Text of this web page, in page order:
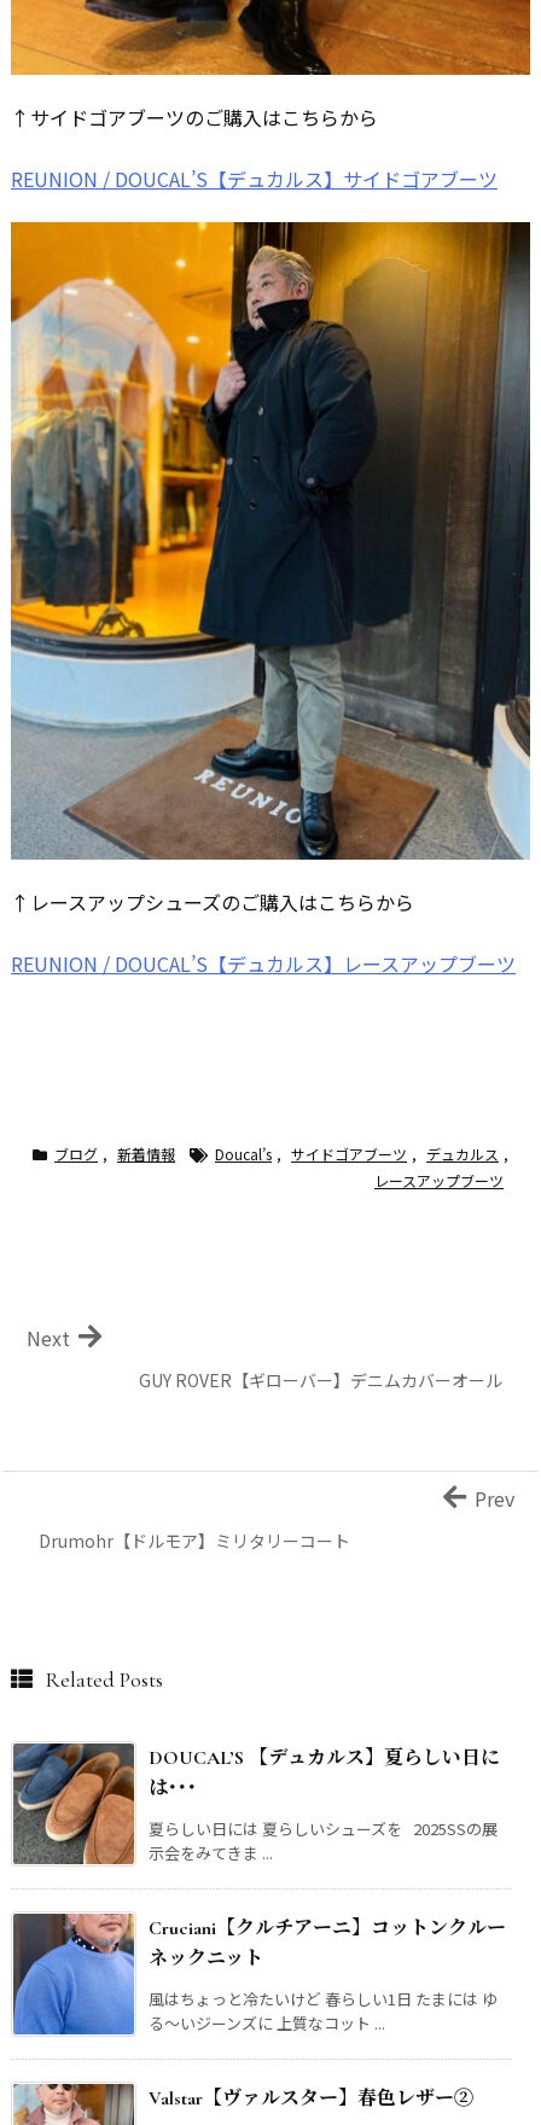
↑サイドゴアブーツのご購入はこちらから
REUNION / DOUCAL’S【デュカルス】サイドゴアブーツ
↑レースアップシューズのご購入はこちらから
REUNION / DOUCAL’S【デュカルス】レースアップブーツ
ブログ , 新着情報 Doucal’s , サイドゴアブーツ , デュカルス ,
レースアップブーツ
GUY ROVER【ギローバー】デニムカバーオール
Next
Drumohr【ドルモア】ミリタリーコート
Prev
Related Posts
DOUCAL’S 【デュカルス】夏らしい日に
は･･･
夏らしい日には 夏らしいシューズを 2025SSの展
示会をみてきま ...
Cruciani【クルチアーニ】コットンクルー
ネックニット
風はちょっと冷たいけど 春らしい1日 たまには ゆ
る〜いジーンズに 上質なコット ...
Valstar【ヴァルスター】春色レザー②